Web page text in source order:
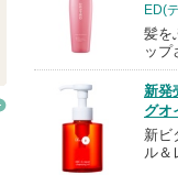
ED(
髪を
ップ
新発
グオ
新ビ
ル＆